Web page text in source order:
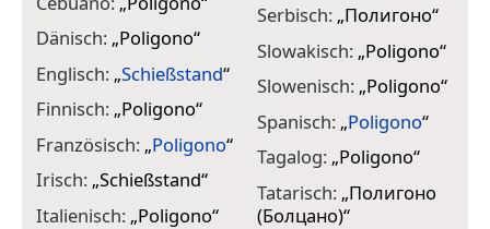
Dänisch: „Poligono“
Englisch: „Schießstand“
Finnisch: „Poligono“
Französisch: „Poligono“
Irisch: „Schießstand“
Italienisch: „Poligono“
Serbisch: „Полигоно“
Slowakisch: „Poligono“
Slowenisch: „Poligono“
Spanisch: „Poligono“
Tagalog: „Poligono“
Tatarisch: „Полигоно
(Болцано)“